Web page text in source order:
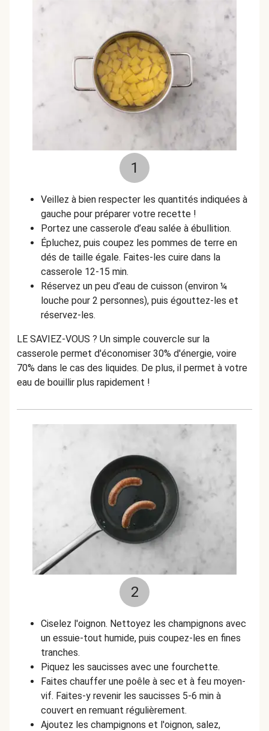
1
Veillez à bien respecter les quantités indiquées à
gauche pour préparer votre recette !
Portez une casserole d’eau salée à ébullition.
Épluchez, puis coupez les pommes de terre en
dés de taille égale. Faites-les cuire dans la
casserole 12-15 min.
Réservez un peu d’eau de cuisson (environ ¼
louche pour 2 personnes), puis égouttez-les et
réservez-les.
LE SAVIEZ-VOUS ? Un simple couvercle sur la
casserole permet d'économiser 30% d'énergie, voire
70% dans le cas des liquides. De plus, il permet à votre
eau de bouillir plus rapidement !
2
Ciselez l'oignon. Nettoyez les champignons avec
un essuie-tout humide, puis coupez-les en fines
tranches.
Piquez les saucisses avec une fourchette.
Faites chauffer une poêle à sec et à feu moyen-
vif. Faites-y revenir les saucisses 5-6 min à
couvert en remuant régulièrement.
Ajoutez les champignons et l'oignon, salez,